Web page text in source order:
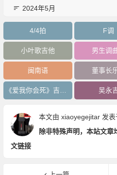
2024年5月
4/4拍 F调
小叶歌吉他 男生调
闽南语 董事长
吴永
本文由 xiaoyegejitar发表
除非特殊声明，本站文
文链接